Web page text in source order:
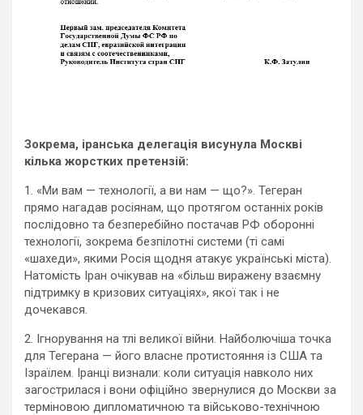
Зокрема, іранська делегація висунула Москві
кілька жорстких претензій:
1. «Ми вам — технології, а ви нам — що?». Тегеран
прямо нагадав росіянам, що протягом останніх років
послідовно та безперебійно постачав РФ оборонні
технології, зокрема безпілотні системи (ті самі
«шахеди», якими Росія щодня атакує українські міста).
Натомість Іран очікував на «більш виражену взаємну
підтримку в кризових ситуаціях», якої так і не
дочекався.
2. Ігнорування на тлі великої війни. Найболючіша точка
для Тегерана — його власне протистояння із США та
Ізраїлем. Іранці визнали: коли ситуація навколо них
загострилася і вони офіційно звернулися до Москви за
терміновою дипломатичною та військово-технічною